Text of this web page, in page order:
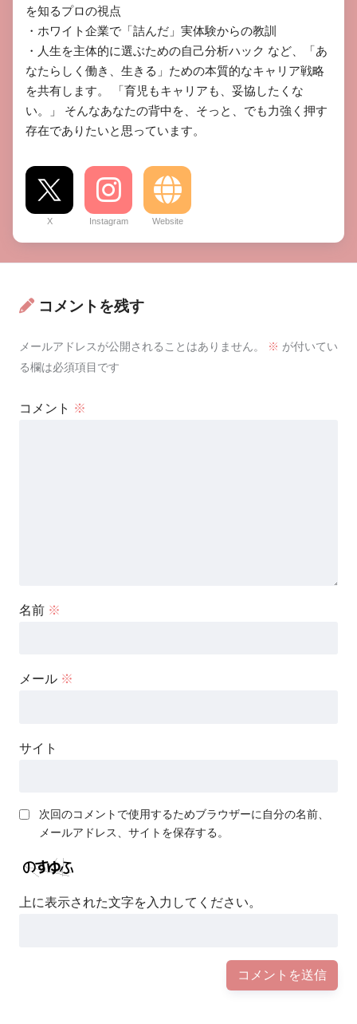
を知るプロの視点
​・ホワイト企業で「詰んだ」実体験からの教訓
​・人生を主体的に選ぶための自己分析ハック など、「あ
なたらしく働き、生きる」ための本質的なキャリア戦略
を共有します。 ​「育児もキャリアも、妥協したくな
い。」 そんなあなたの背中を、そっと、でも力強く押す
存在でありたいと思っています。
X Instagram Website
コメントを残す
メールアドレスが公開されることはありません。 ※ が付いてい
る欄は必須項目です
コメント ※
名前 ※
メール ※
サイト
次回のコメントで使用するためブラウザーに自分の名前、
メールアドレス、サイトを保存する。
上に表示された文字を入力してください。